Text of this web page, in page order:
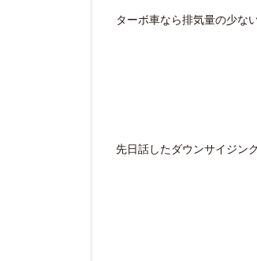
ターボ車なら排気量の少な
先日話したダウンサイジン